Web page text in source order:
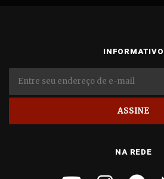
INFORMATIVO
NA REDE